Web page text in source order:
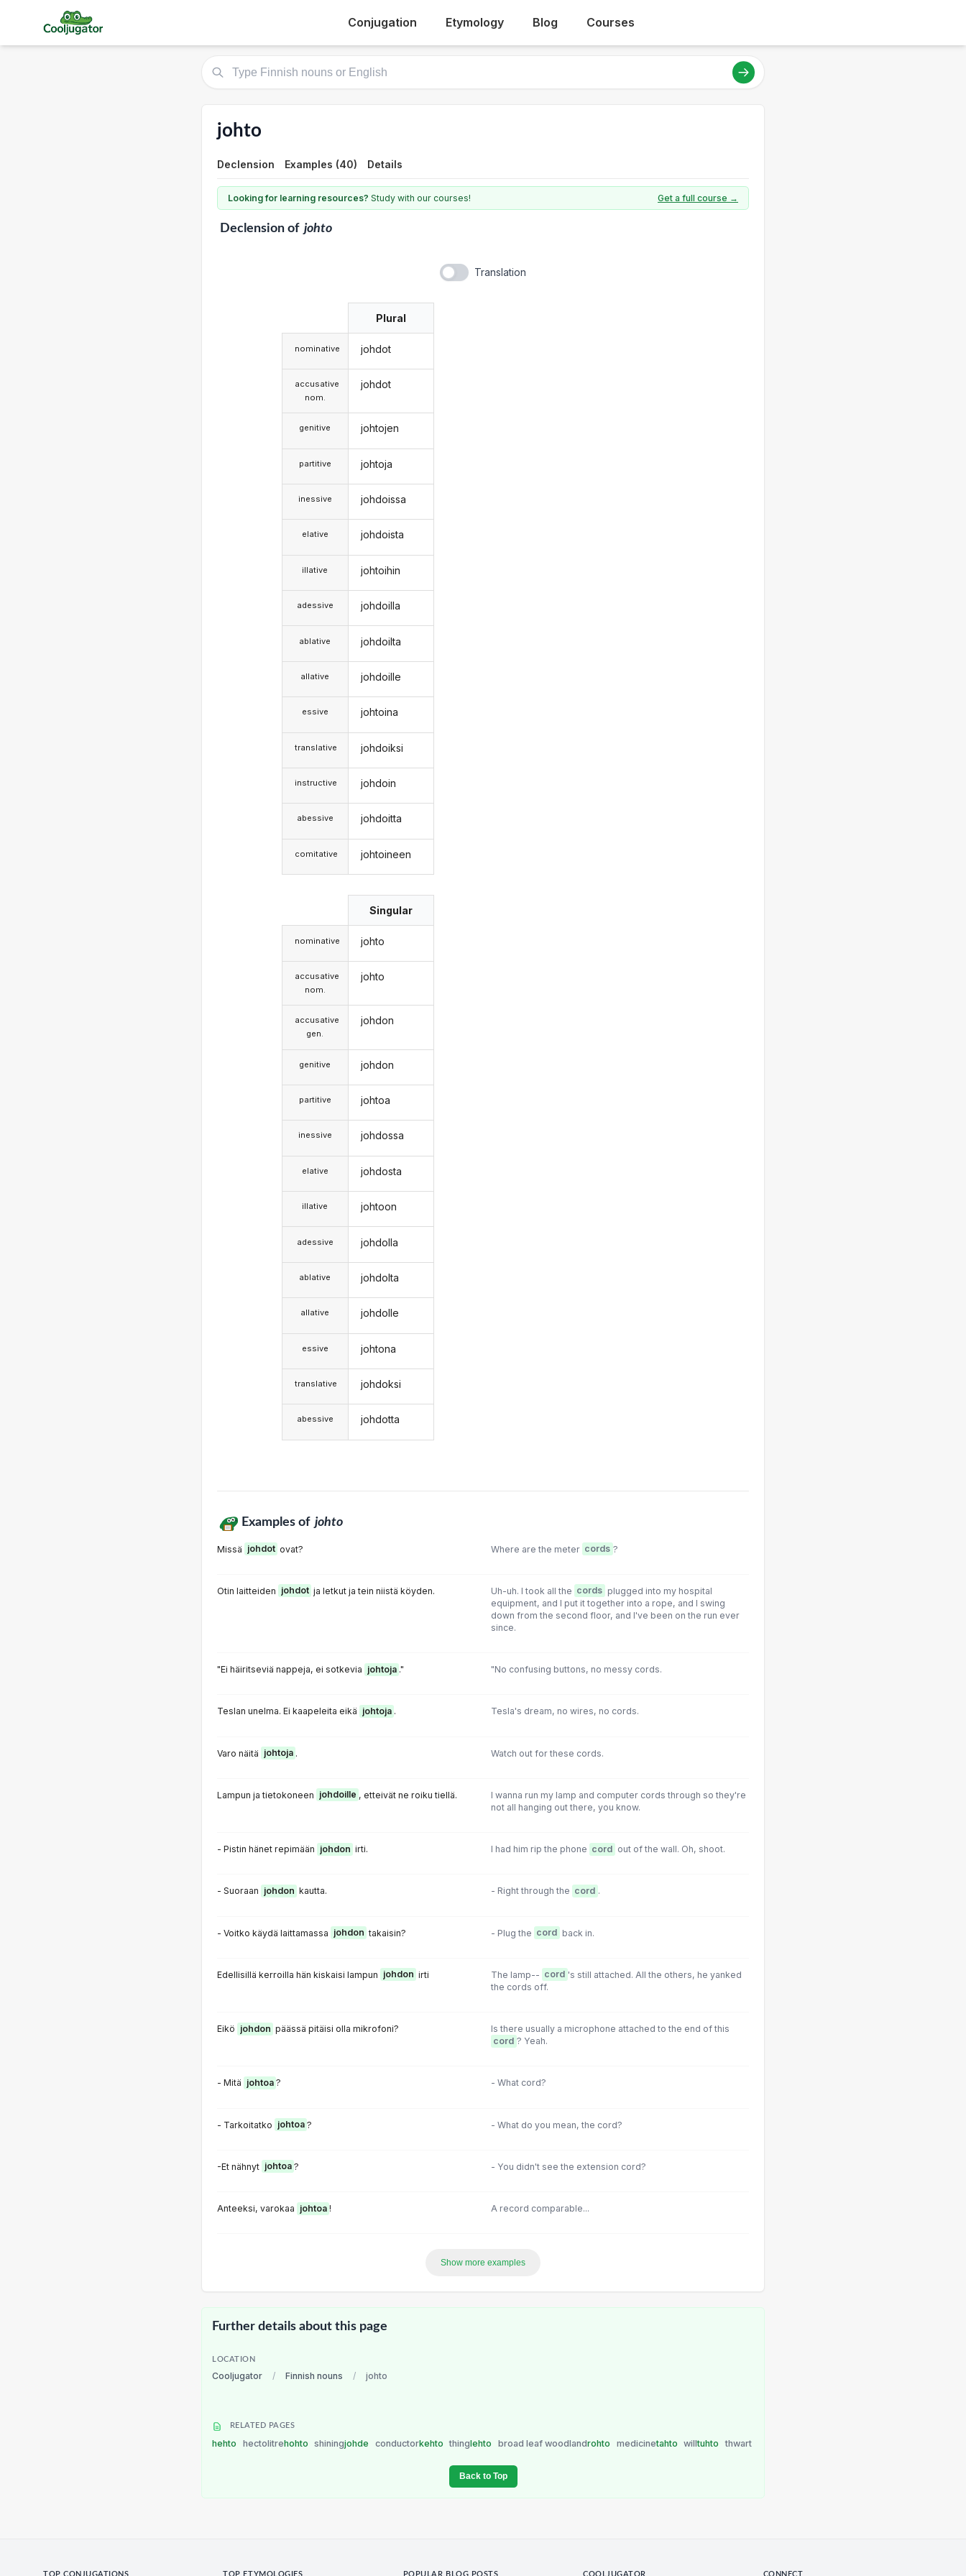
Conjugation Etymology Blog Courses
johto
Declension Examples (40) Details
Looking for learning resources? Study with our courses! Get a full course →
Declensionof johto
Translation
nominative
accusative
nom.
genitive
partitive
inessive
elative
illative
adessive
ablative
allative
essive
translative
instructive
abessive
comitative
Plural
johdot
johdot
johtojen
johtoja
johdoissa
johdoista
johtoihin
johdoilla
johdoilta
johdoille
johtoina
johdoiksi
johdoin
johdoitta
johtoineen
nominative
accusative
nom.
accusative
gen.
genitive
partitive
inessive
elative
illative
adessive
ablative
allative
essive
translative
abessive
Singular
johto
johto
johdon
johdon
johtoa
johdossa
johdosta
johtoon
johdolla
johdolta
johdolle
johtona
johdoksi
johdotta
Examples of johto
Missä johdot ovat? Where are the meter cords ?
Otin laitteiden johdot ja letkut ja tein niistä köyden. Uh-uh. I took all the cords plugged into my hospital
equipment, and I put it together into a rope, and I swing
down from the second floor, and I've been on the run ever
since.
"Ei häiritseviä nappeja, ei sotkevia johtoja ." "No confusing buttons, no messy cords.
Teslan unelma. Ei kaapeleita eikä johtoja . Tesla's dream, no wires, no cords.
Varo näitä johtoja . Watch out for these cords.
Lampun ja tietokoneen johdoille , etteivät ne roiku tiellä.
I wanna run my lamp and computer cords through so they're
not all hanging out there, you know.
- Pistin hänet repimään johdon irti. I had him rip the phone cord out of the wall. Oh, shoot.
- Suoraan johdon kautta. - Right through the cord .
- Voitko käydä laittamassa johdon takaisin? - Plug the cord back in.
Edellisillä kerroilla hän kiskaisi lampun johdon irti The lamp-- cord 's still attached. All the others, he yanked
the cords off.
Eikö johdon päässä pitäisi olla mikrofoni?
Is there usually a microphone attached to the end of this
cord ? Yeah.
- Mitä johtoa ? - What cord?
- Tarkoitatko johtoa ? - What do you mean, the cord?
-Et nähnyt johtoa ? - You didn't see the extension cord?
Anteeksi, varokaa johtoa ! A record comparable...
Show more examples
Further details about this page
LOCATION
Cooljugator / Finnish nouns / johto
RELATED PAGES
hehto hectolitrehohto shiningjohde conductorkehto thinglehto broad leaf woodlandrohto medicinetahto willtuhto thwart
Back to Top
TOP CONJUGATIONS TOP ETYMOLOGIES POPULAR BLOG POSTS COOLJUGATOR CONNECT